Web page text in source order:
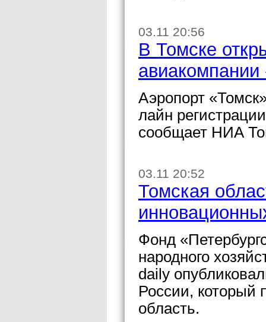
03.11 20:56
В Томске
Аэропорт
лайн
сообщает НИА
03.11 20:52
Томская
Фонд
народного
daily
России, который
область.